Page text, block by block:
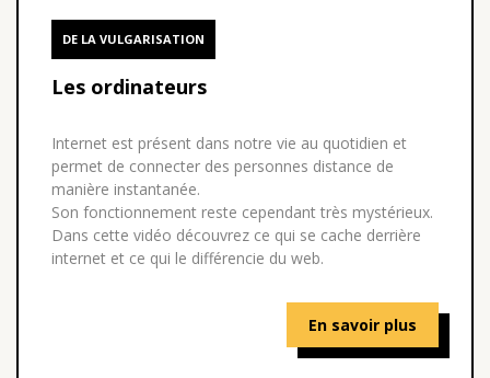
DE LA VULGARISATION
Les ordinateurs
Internet est présent dans notre vie au quotidien et
permet de connecter des personnes distance de
manière instantanée.
Son fonctionnement reste cependant très mystérieux.
Dans cette vidéo découvrez ce qui se cache derrière
internet et ce qui le différencie du web.
En savoir plus